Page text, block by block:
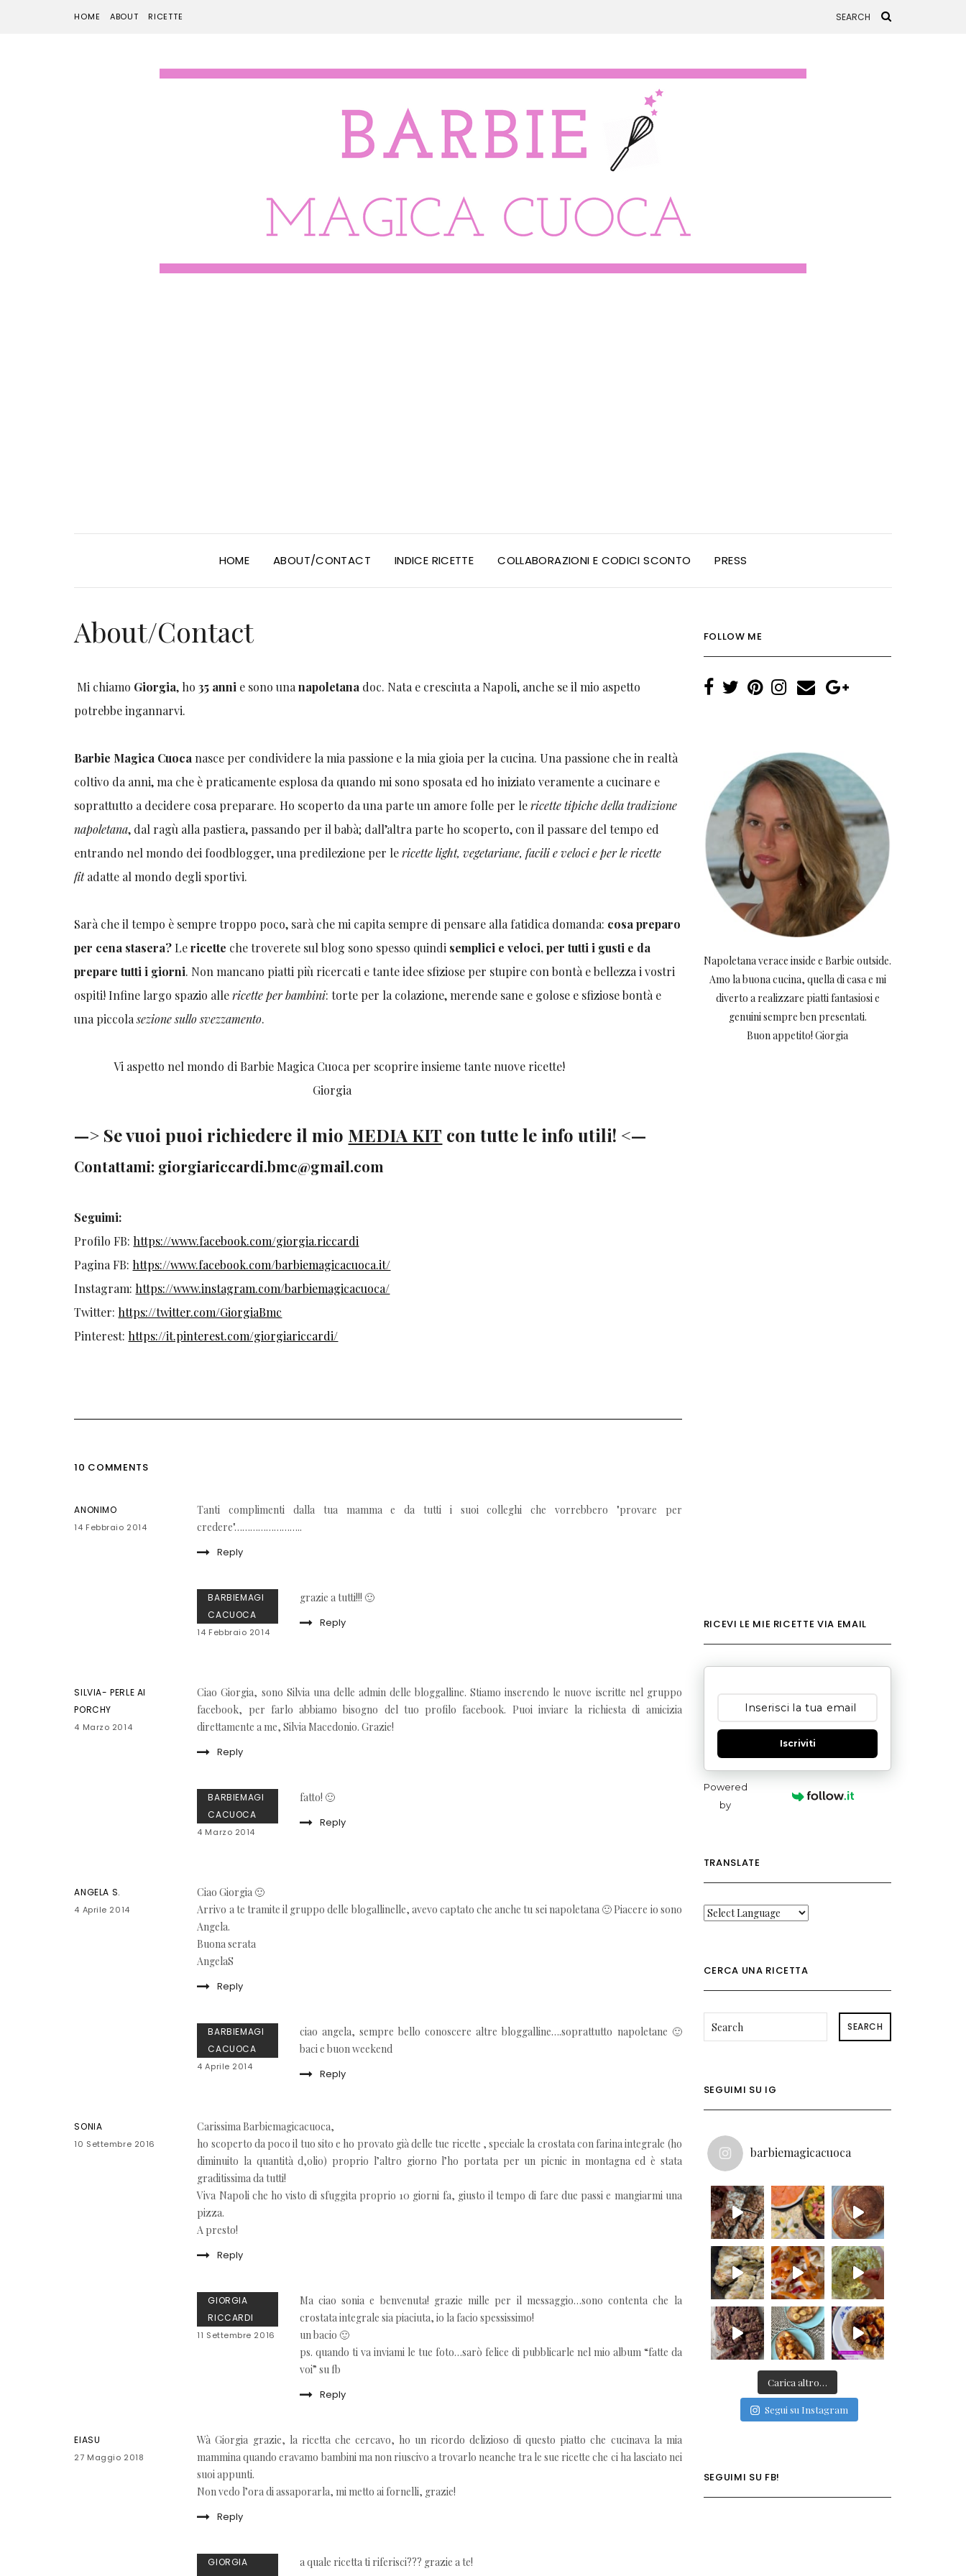
HOME ABOUT RICETTE
HOME ABOUT/CONTACT INDICE RICETTE COLLABORAZIONI E CODICI SCONTO PRESS
About/Contact
Mi chiamo Giorgia, ho35 anni e sono unanapoletana doc. Nata e cresciuta a Napoli, anche se il mio aspetto
potrebbe ingannarvi.
Barbie Magica Cuocanasce per condividere la mia passione e la mia gioia per la cucina. Una passione che in realtà
coltivo da anni, ma che è praticamente esplosa da quando mi sono sposata ed ho iniziato veramente a cucinare e
soprattutto a decidere cosa preparare. Ho scoperto da una parte un amore folle per lericette tipiche della tradizione
napoletana, dal ragù alla pastiera, passando per il babà; dall’altra parte ho scoperto, con il passare del tempo ed
entrando nel mondo dei foodblogger, una predilezione per lericette light,vegetariane, facili e veloci e per le ricette
fitadatte al mondo degli sportivi.
Sarà che il tempo è sempre troppo poco, sarà che mi capita sempre di pensare alla fatidica domanda: cosa preparo
per cena stasera? Lericette che troverete sul blog sono spesso quindi semplici e veloci, per tutti i gusti e da
prepare tutti i giorni. Non mancano piatti più ricercati e tante idee sfiziose per stupire con bontà e bellezza i vostri
ospiti! Infine largo spazio allericette per bambini: torte per la colazione, merende sane e golose e sfiziose bontà e
una piccolasezione sullo svezzamento.
Vi aspetto nel mondo di Barbie Magica Cuoca per scoprire insieme tante nuove ricette!
Giorgia
—> Se vuoi puoi richiedere il mio MEDIA KIT con tutte le info utili! <—
Contattami: giorgiariccardi.bmc@gmail.com
Seguimi:
Profilo FB: https://www.facebook.com/giorgia.riccardi
Pagina FB: https://www.facebook.com/barbiemagicacuoca.it/
Instagram: https://www.instagram.com/barbiemagicacuoca/
Twitter: https://twitter.com/GiorgiaBmc
Pinterest: https://it.pinterest.com/giorgiariccardi/
10 COMMENTS
ANONIMO
14 Febbraio 2014
Tanti complimenti dalla tua mamma e da tutti i suoi colleghi che vorrebbero "provare per
credere"……………………..
Reply
BARBIEMAGI
CACUOCA
14 Febbraio 2014
grazie a tutti!!! 🙂
Reply
SILVIA- PERLE AI
PORCHY
4 Marzo 2014
Ciao Giorgia, sono Silvia una delle admin delle bloggalline. Stiamo inserendo le nuove iscritte nel gruppo
facebook, per farlo abbiamo bisogno del tuo profilo facebook. Puoi inviare la richiesta di amicizia
direttamente a me, Silvia Macedonio. Grazie!
Reply
BARBIEMAGI
CACUOCA
4 Marzo 2014
fatto! 🙂
Reply
ANGELA S.
4 Aprile 2014
Ciao Giorgia 🙂
Arrivo a te tramite il gruppo delle blogallinelle, avevo captato che anche tu sei napoletana 🙂 Piacere io sono
Angela.
Buona serata
AngelaS
Reply
BARBIEMAGI
CACUOCA
4 Aprile 2014
ciao angela, sempre bello conoscere altre bloggalline….soprattutto napoletane 🙂
baci e buon weekend
Reply
SONIA
10 Settembre 2016
Carissima Barbiemagicacuoca,
ho scoperto da poco il tuo sito e ho provato già delle tue ricette , speciale la crostata con farina integrale (ho
diminuito la quantità d,olio) proprio l’altro giorno l’ho portata per un picnic in montagna ed è stata
graditissima da tutti!
Viva Napoli che ho visto di sfuggita proprio 10 giorni fa, giusto il tempo di fare due passi e mangiarmi una
pizza.
A presto!
Reply
GIORGIA
RICCARDI
11 Settembre 2016
Ma ciao sonia e benvenuta! grazie mille per il messaggio…sono contenta che la
crostata integrale sia piaciuta, io la facio spessissimo!
un bacio 🙂
ps. quando ti va inviami le tue foto…sarò felice di pubblicarle nel mio album “fatte da
voi” su fb
Reply
EIASU
27 Maggio 2018
Wà Giorgia grazie, la ricetta che cercavo, ho un ricordo delizioso di questo piatto che cucinava la mia
mammina quando eravamo bambini ma non riuscivo a trovarlo neanche tra le sue ricette che ci ha lasciato nei
suoi appunti.
Non vedo l’ora di assaporarla, mi metto ai fornelli, grazie!
Reply
GIORGIA
a quale ricetta ti riferisci??? grazie a te!
FOLLOW ME
Napoletana verace inside e Barbie outside.
Amo la buona cucina, quella di casa e mi
diverto a realizzare piatti fantasiosi e
genuini sempre ben presentati.
Buon appetito! Giorgia
RICEVI LE MIE RICETTE VIA EMAIL
Iscriviti
Powered
by
TRANSLATE
CERCA UNA RICETTA
SEARCH
SEGUIMI SU IG
barbiemagicacuoca
Carica altro…
Segui su Instagram
SEGUIMI SU FB!